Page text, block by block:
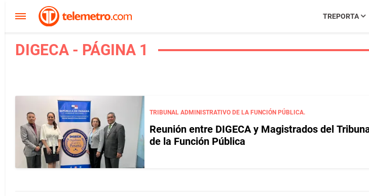
TREPORTA
DIGECA - PÁGINA 1
TRIBUNAL ADMINISTRATIVO DE LA FUNCIÓN PÚBLICA.
Reunión entre DIGECA y Magistrados del
de la Función Pública